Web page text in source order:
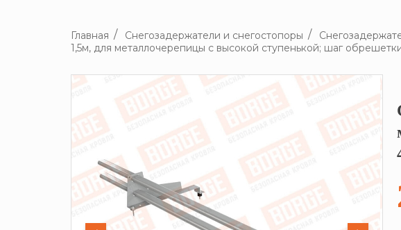
Главная Снегозадержатели и снегостопоры
1,5м, для металлочерепицы с высокой ступенькой; шаг